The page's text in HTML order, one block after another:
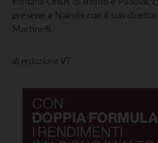
presene a Nairobi con il suo
Martinelli.
di redazione VT